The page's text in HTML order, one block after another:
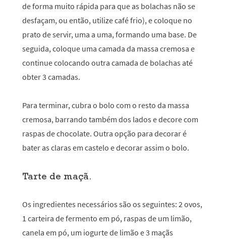
de forma muito rápida para que as bolachas não se
desfaçam, ou então, utilize café frio), e coloque no
prato de servir, uma a uma, formando uma base. De
seguida, coloque uma camada da massa cremosa e
continue colocando outra camada de bolachas até
obter 3 camadas.
Para terminar, cubra o bolo com o resto da massa
cremosa, barrando também dos lados e decore com
raspas de chocolate. Outra opção para decorar é
bater as claras em castelo e decorar assim o bolo.
Tarte de maçã.
Os ingredientes necessários são os seguintes: 2 ovos,
1 carteira de fermento em pó, raspas de um limão,
canela em pó, um iogurte de limão e 3 maçãs